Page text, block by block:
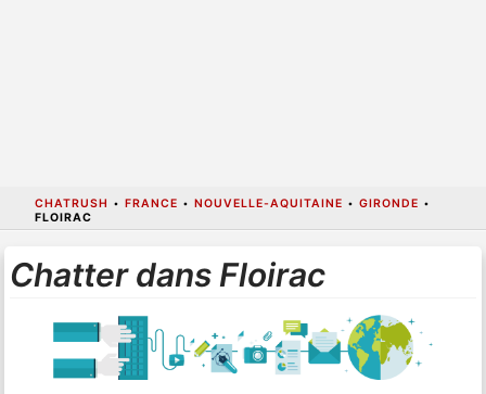
CHATRUSH • FRANCE • NOUVELLE-AQUITAINE • GIRONDE •
FLOIRAC
Chatter dans Floirac